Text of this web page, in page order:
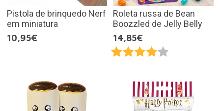
Pistola de brinquedo Nerf
em miniatura
10,95€
Roleta russa de Bean
Boozzled de Jelly Belly
14,85€